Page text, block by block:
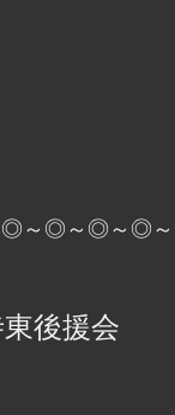
～◎～◎～◎
後援会